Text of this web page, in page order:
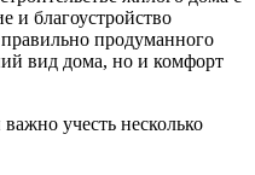
и благоустройство
продуманного
вид дома, но и комфорт
учесть несколько